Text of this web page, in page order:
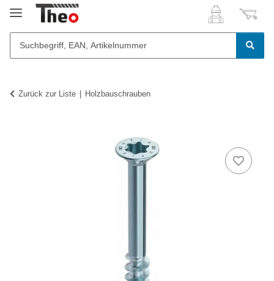
Zurück zur Liste Holzbauschrauben